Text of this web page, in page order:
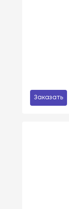
Заказать